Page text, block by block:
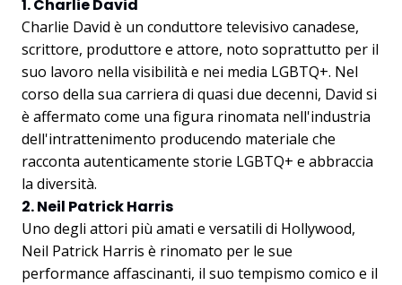
1. Charlie David
Charlie David è un conduttore televisivo canadese,
scrittore, produttore e attore, noto soprattutto per il
suo lavoro nella visibilità e nei media LGBTQ+. Nel
corso della sua carriera di quasi due decenni, David si
è affermato come una figura rinomata nell'industria
dell'intrattenimento producendo materiale che
racconta autenticamente storie LGBTQ+ e abbraccia
la diversità.
2. Neil Patrick Harris
Uno degli attori più amati e versatili di Hollywood,
Neil Patrick Harris è rinomato per le sue
performance affascinanti, il suo tempismo comico e il